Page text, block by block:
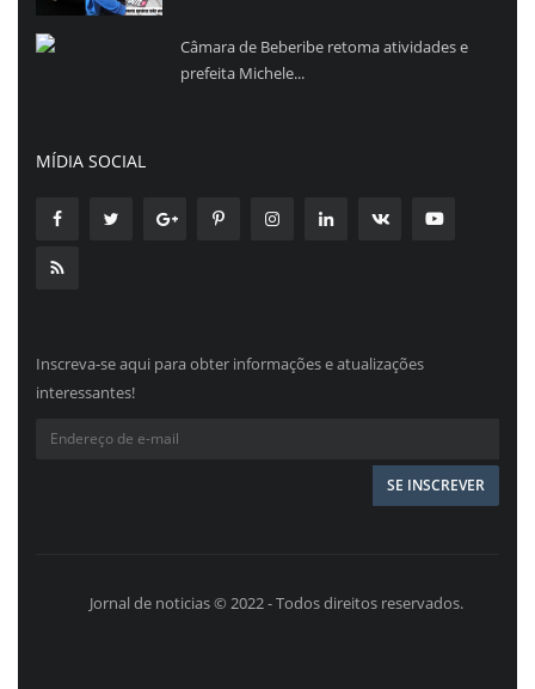
Câmara de Beberibe retoma atividades e
prefeita Michele...
MÍDIA SOCIAL
Inscreva-se aqui para obter informações e atualizações
interessantes!
Jornal de noticias © 2022 - Todos direitos reservados.